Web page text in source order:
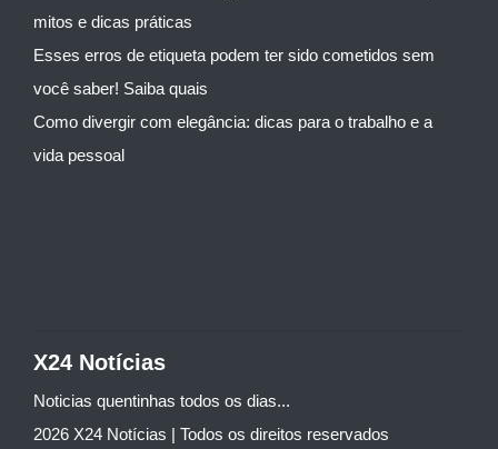
mitos e dicas práticas
Esses erros de etiqueta podem ter sido cometidos sem
você saber! Saiba quais
Como divergir com elegância: dicas para o trabalho e a
vida pessoal
X24 Notícias
Noticias quentinhas todos os dias...
2026 X24 Notícias | Todos os direitos reservados